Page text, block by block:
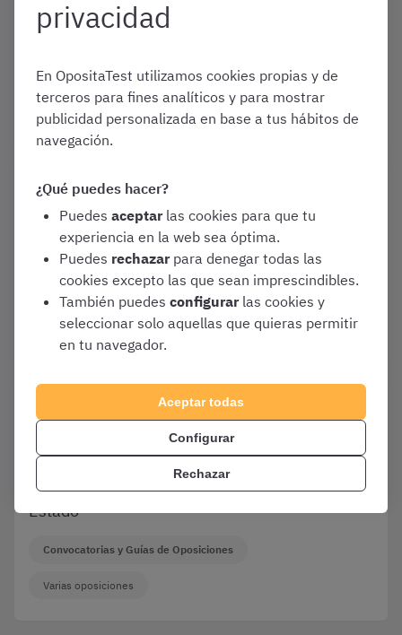
Autónoma de Madrid en
2026: ¿a qué me presento?
Convocatorias y Guías de Oposiciones
Varias oposiciones
Enero 1, 2026
¿Cómo elegir academia de
oposiciones en Madrid?
Consejos para 2026
Academias de Oposiciones
Varias oposiciones
¿Qué tipo de oposiciones a
Auxiliar Administrativo
existen? Oposiciones de
Universidades, CC.AA. y
Estado
Convocatorias y Guías de Oposiciones
Varias oposiciones
privacidad
En OpositaTest utilizamos cookies propias y de
terceros para fines analíticos y para mostrar
publicidad personalizada en base a tus hábitos de
navegación.
¿Qué puedes hacer?
Puedes aceptar las cookies para que tu
experiencia en la web sea óptima.
Puedes rechazar para denegar todas las
cookies excepto las que sean imprescindibles.
También puedes configurar las cookies y
seleccionar solo aquellas que quieras permitir
en tu navegador.
Aceptar todas
Configurar
Rechazar